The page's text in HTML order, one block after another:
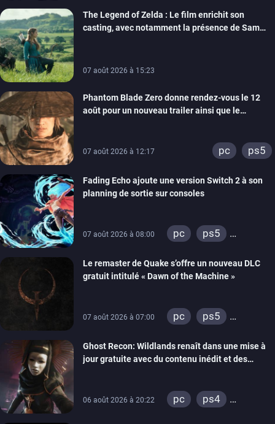
The Legend of Zelda : Le film enrichit son
casting, avec notamment la présence de Sam
07 août 2026 à 15:23
Phantom Blade Zero donne rendez-vous le 12
août pour un nouveau trailer ainsi que le
07 août 2026 à 12:17 pc ps5
Fading Echo ajoute une version Switch 2 à son
planning de sortie sur consoles
07 août 2026 à 08:00 pc
ps5
Le remaster de Quake s’offre un nouveau DLC
gratuit intitulé « Dawn of the Machine »
07 août 2026 à 07:00 pc
ps5
switch
ps4
xbox one
Ghost Recon: Wildlands renaît dans une mise à
jour gratuite avec du contenu inédit et des
06 août 2026 à 20:22 pc
ps4